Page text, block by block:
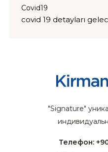
Covid19
covid 19 detayları
"Signature"
Телефон: